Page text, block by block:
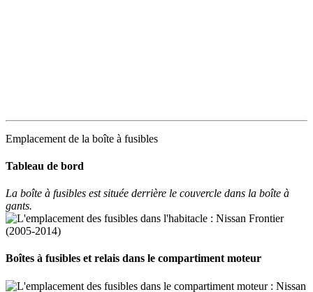
Emplacement de la boîte à fusibles
Tableau de bord
La boîte à fusibles est située derrière le couvercle dans la boîte à
gants.
Boîtes à fusibles et relais dans le compartiment moteur